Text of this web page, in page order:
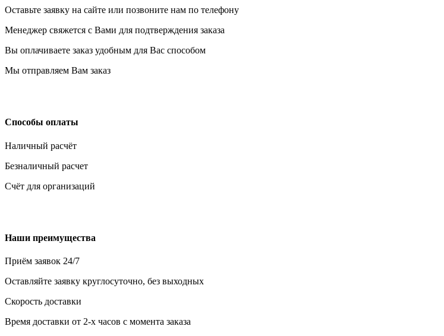
Оставьте заявку на сайте или позвоните нам по телефону
Менеджер свяжется с Вами для подтверждения заказа
Вы оплачиваете заказ удобным для Вас способом
Мы отправляем Вам заказ
Способы оплаты
Наличный расчёт
Безналичный расчет
Счёт для организаций
Наши преимущества
Приём заявок 24/7
Оставляйте заявку круглосуточно, без выходных
Скорость доставки
Время доставки от 2-х часов с момента заказа